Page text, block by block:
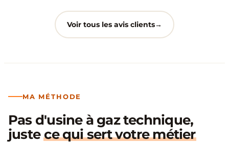
Voir tous les avis clients
MA MÉTHODE
Pas d'usine à gaz technique,
justece qui sert votre métier